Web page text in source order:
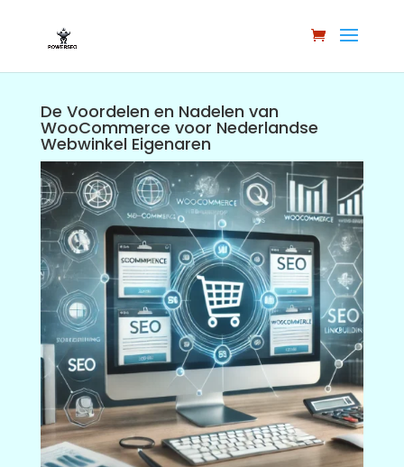
De Voordelen en Nadelen van
WooCommerce voor Nederlandse
Webwinkel Eigenaren